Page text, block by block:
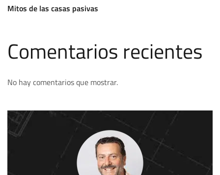
Mitos de las casas pasivas
Comentarios recientes
No hay comentarios que mostrar.